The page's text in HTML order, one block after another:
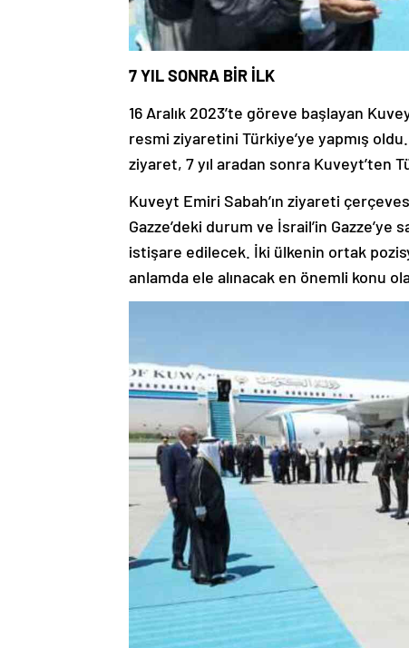
7 YIL SONRA BİR İLK
16 Aralık 2023’te göreve başlayan
resmi ziyaretini Türkiye’ye yapmış
ziyaret, 7 yıl aradan sonra Kuveyt’ten
Kuveyt Emiri Sabah’ın ziyareti
Gazze’deki durum ve İsrail’in
istişare edilecek. İki ülkenin ortak
anlamda ele alınacak en önemli konu